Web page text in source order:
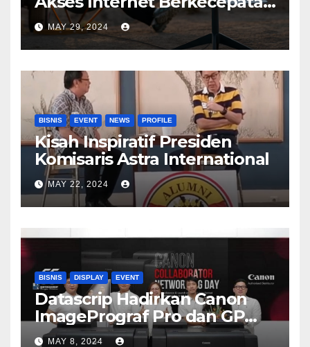
Tinggi
MAY 29, 2024
BISNIS EVENT NEWS PROFILE
Kisah Inspiratif Presiden
Komisaris Astra International
MAY 22, 2024
BISNIS DISPLAY EVENT
Datascrip Hadirkan Canon
ImagePrograf Pro dan GP
Series
MAY 8, 2024